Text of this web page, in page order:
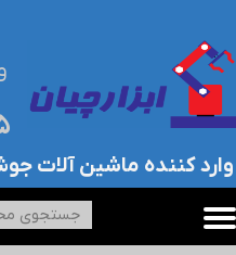
​وارد کننده ماشین آلات
حساب کاربری من
تغییر گذر واژه
خروج از حساب کاربری